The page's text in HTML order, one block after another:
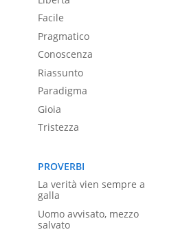
Facile
Pragmatico
Conoscenza
Riassunto
Paradigma
Gioia
Tristezza
PROVERBI
La verità vien sempre a
galla
Uomo avvisato, mezzo
salvato